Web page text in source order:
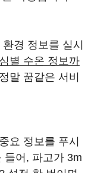
경 정보를 실시
별 수온 정보까
말 꿈같은 서비
요 정보를 푸시
들어, 파고가 3m